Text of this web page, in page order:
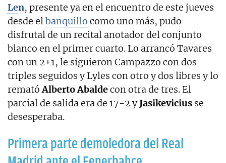
Len, presente ya en el encuentro de este jueves
desde elbanquillo como uno más, pudo
disfrutal de un recital anotador del conjunto
blanco en el primer cuarto. Lo arrancó Tavares
con un 2+1, le siguieron Campazzo con dos
triples seguidos y Lyles con otro y dos libres y lo
rematóAlberto Abaldecon otra de tres. El
parcial de salida era de 17-2 yJasikevicius se
desesperaba.
Primera parte demoledora del Real